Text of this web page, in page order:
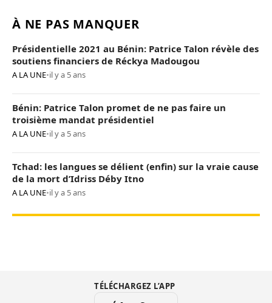
À NE PAS MANQUER
Présidentielle 2021 au Bénin: Patrice Talon révèle des
soutiens financiers de Réckya Madougou
A LA UNE•il y a 5 ans
Bénin: Patrice Talon promet de ne pas faire un
troisième mandat présidentiel
A LA UNE•il y a 5 ans
Tchad: les langues se délient (enfin) sur la vraie cause
de la mort d’Idriss Déby Itno
A LA UNE•il y a 5 ans
TÉLÉCHARGEZ L’APP